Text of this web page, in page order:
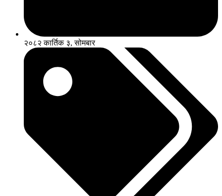
२०८२ कार्तिक ३, सोमबार